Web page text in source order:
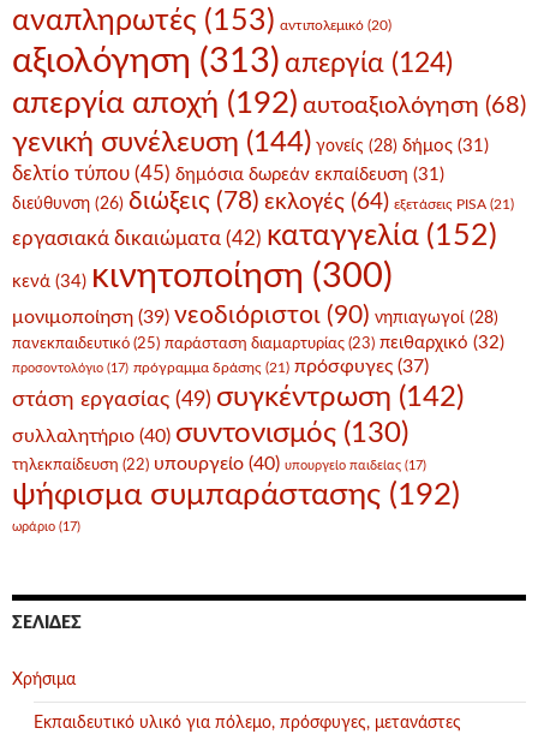
αναπληρωτές (153) αντιπολεμικό (20)
αξιολόγηση (313) απεργία (124)
απεργία αποχή (192) αυτοαξιολόγηση (68)
γενική συνέλευση (144) γονείς (28) δήμος (31)
δελτίο τύπου (45) δημόσια δωρεάν εκπαίδευση (31)
διεύθυνση (26) διώξεις (78) εκλογές (64) εξετάσεις PISA (21)
εργασιακά δικαιώματα (42) καταγγελία (152)
κενά (34) κινητοποίηση (300)
μονιμοποίηση (39) νεοδιόριστοι (90) νηπιαγωγοί (28)
πανεκπαιδευτικό (25) παράσταση διαμαρτυρίας (23) πειθαρχικό (32)
προσοντολόγιο (17) πρόγραμμα δράσης (21) πρόσφυγες (37)
στάση εργασίας (49) συγκέντρωση (142)
συλλαλητήριο (40) συντονισμός (130)
τηλεκπαίδευση (22) υπουργείο (40) υπουργείο παιδείας (17)
ψήφισμα συμπαράστασης (192)
ωράριο (17)
ΣΕΛΊΔΕΣ
Χρήσιμα
Εκπαιδευτικό υλικό για πόλεμο, πρόσφυγες, μετανάστες